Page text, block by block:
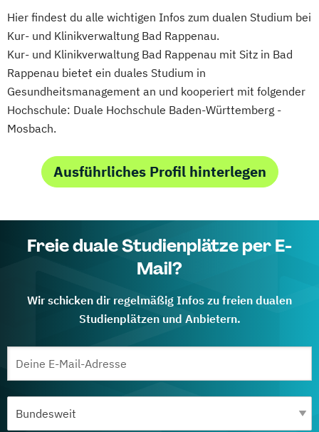
Hier findest du alle wichtigen Infos zum dualen Studium bei
Kur- und Klinikverwaltung Bad Rappenau.
Kur- und Klinikverwaltung Bad Rappenau mit Sitz in Bad
Rappenau bietet ein duales Studium in
Gesundheitsmanagement an und kooperiert mit folgender
Hochschule: Duale Hochschule Baden-Württemberg -
Mosbach.
Ausführliches Profil hinterlegen
Freie duale Studienplätze per E-
Mail?
Wir schicken dir regelmäßig Infos zu freien dualen
Studienplätzen und Anbietern.